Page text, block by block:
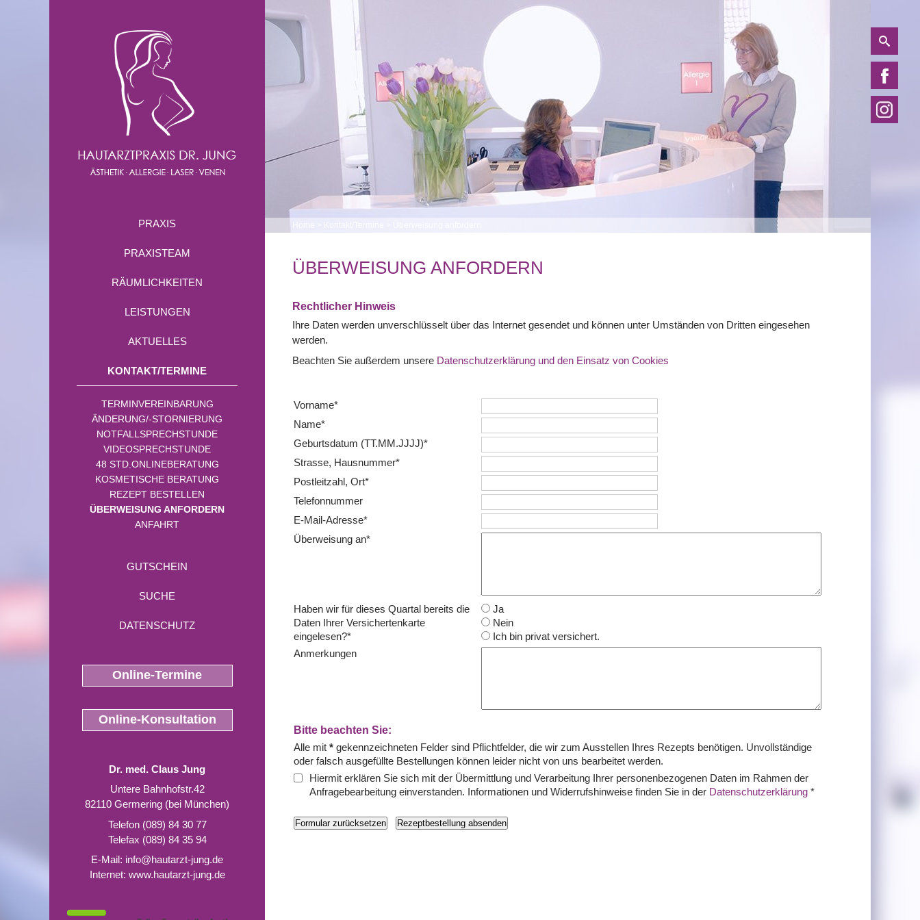
PRAXIS
PRAXISTEAM
RÄUMLICHKEITEN
LEISTUNGEN
AKTUELLES
KONTAKT/TERMINE
TERMINVEREINBARUNG
ÄNDERUNG/-STORNIERUNG
NOTFALLSPRECHSTUNDE
VIDEOSPRECHSTUNDE
48 STD.ONLINEBERATUNG
KOSMETISCHE BERATUNG
REZEPT BESTELLEN
ÜBERWEISUNG ANFORDERN
ANFAHRT
GUTSCHEIN
SUCHE
DATENSCHUTZ
Online-Termine
Online-Konsultation
Dr. med. Claus Jung
Untere Bahnhofstr.42
82110 Germering (bei München)
Telefon (089) 84 30 77
Telefax (089) 84 35 94
E-Mail: info@hautarzt-jung.de
Internet: www.hautarzt-jung.de
ÜBERWEISUNG ANFORDERN
Rechtlicher Hinweis
Ihre Daten werden unverschlüsselt über das Internet gesendet und können unter Umständen von Dritten eingesehen
werden.
Beachten Sie außerdem unsere Datenschutzerklärung und den Einsatz von Cookies
Vorname*
Name*
Geburtsdatum (TT.MM.JJJJ)*
Strasse, Hausnummer*
Postleitzahl, Ort*
Telefonnummer
E-Mail-Adresse*
Überweisung an*
Haben wir für dieses Quartal bereits die
Daten Ihrer Versichertenkarte
eingelesen?*
Ja
Nein
Ich bin privat versichert.
Anmerkungen
Bitte beachten Sie:
Alle mit * gekennzeichneten Felder sind Pflichtfelder, die wir zum Ausstellen Ihres Rezepts benötigen. Unvollständige
oder falsch ausgefüllte Bestellungen können leider nicht von uns bearbeitet werden.
Hiermit erklären Sie sich mit der Übermittlung und Verarbeitung Ihrer personenbezogenen Daten im Rahmen der
Anfragebearbeitung einverstanden. Informationen und Widerrufshinweise finden Sie in der Datenschutzerklärung *